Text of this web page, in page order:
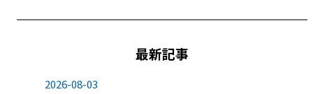
最新記事
2026-08-03